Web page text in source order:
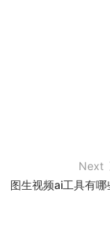
Next
图生视频ai工具有哪